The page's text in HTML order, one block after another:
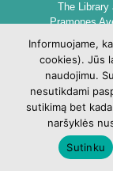
The Library
Pramones
Kauno
Pramonės
Informuojame,
cookies). Jūs
naudojimu.
nesutikdami
sutikimą bet
naršyklės
Sutinku